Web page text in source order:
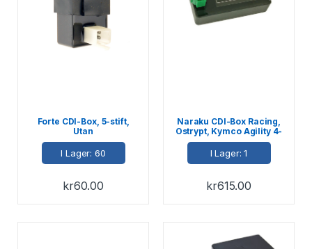
Forte CDI-Box, 5-stift,
Utan
varvtalsbegränsning,
Kina-scooters 4-T
I Lager: 60
kr60.00
Naraku CDI-Box Racing,
Ostrypt, Kymco Agility 4-
T / Peugeot 4-T, (DC)
I Lager: 1
kr615.00